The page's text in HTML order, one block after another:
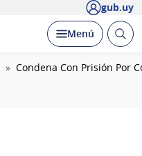
gub.uy
Desplegar
Menú Abrir
Condena Con Prisión Por